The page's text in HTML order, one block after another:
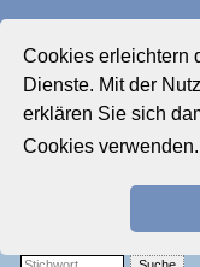
Cookies erleichtern
Dienste. Mit der
erklären Sie sich
Cookies verwenden.
Aktuelles Forum
Nostalgieecke
Der Werbeblock